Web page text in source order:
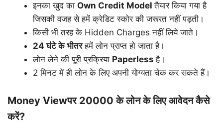
इनका खुद का Own Credit Modelतैयार किया गया है
जिसकी वजह से हमें क्रेडिट स्कोर की जरूरत नहीं पड़ती।
किसी भी तरह के Hidden Charges नहीं लिये जाते।
24घंटे के भीतरहमें लोन प्राप्त हो जाता है।
लोन लेने की पूरी प्रक्रिया Paperlessहै।
2 मिनट में ही लोन के लिए अपनी योग्यता चेक कर सकते हैं।
Money Viewपर 20000 के लोन के लिए आवेदन कैसे
करें?